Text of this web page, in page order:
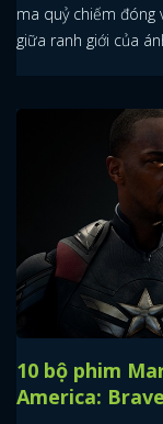
ma quỷ chiếm đóng
giữa ranh giới của
10 bộ phim
America: